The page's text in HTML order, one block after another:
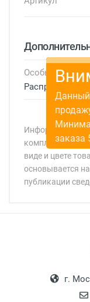
Особые условия
Распродажа
Информация о
комплекте
виде и цвете
основывается
публикации
18:00,
г.
Данный
заказа